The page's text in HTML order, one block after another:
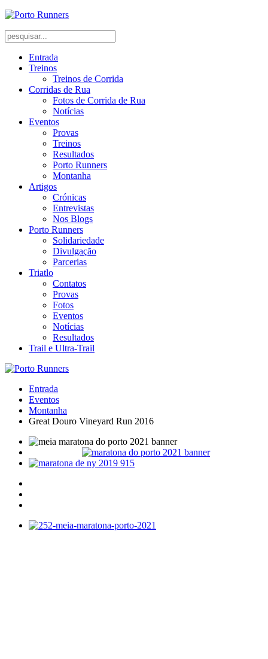
Entrada
Treinos
Treinos de Corrida
Corridas de Rua
Fotos de Corrida de Rua
Notícias
Eventos
Provas
Treinos
Resultados
Porto Runners
Montanha
Artigos
Crónicas
Entrevistas
Nos Blogs
Porto Runners
Solidariedade
Divulgação
Parcerias
Triatlo
Contatos
Provas
Fotos
Eventos
Notícias
Resultados
Trail e Ultra-Trail
Entrada
Eventos
Montanha
Great Douro Vineyard Run 2016